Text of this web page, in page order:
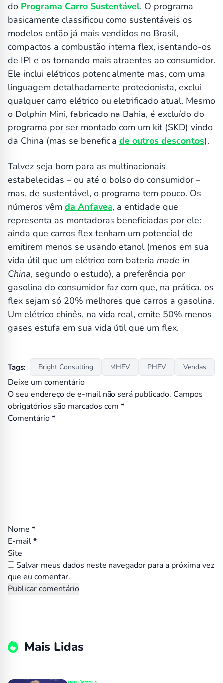
do Programa Carro Sustentável. O programa
basicamente classificou como sustentáveis os
modelos então já mais vendidos no Brasil,
compactos a combustão interna flex, isentando-os
de IPI e os tornando mais atraentes ao consumidor.
Ele inclui elétricos potencialmente mas, com uma
linguagem detalhadamente protecionista, exclui
qualquer carro elétrico ou eletrificado atual. Mesmo
o Dolphin Mini, fabricado na Bahia, é excluído do
programa por ser montado com um kit (SKD) vindo
da China (mas se beneficia de outros descontos).
Talvez seja bom para as multinacionais
estabelecidas – ou até o bolso do consumidor –
mas, de sustentável, o programa tem pouco. Os
números vêm da Anfavea, a entidade que
representa as montadoras beneficiadas por ele:
ainda que carros flex tenham um potencial de
emitirem menos se usando etanol (menos em sua
vida útil que um elétrico com bateria made in
China, segundo o estudo), a preferência por
gasolina do consumidor faz com que, na prática, os
flex sejam só 20% melhores que carros a gasolina.
Um elétrico chinês, na vida real, emite 50% menos
gases estufa em sua vida útil que um flex.
Tags: Bright Consulting MHEV PHEV Vendas
Deixe um comentário
O seu endereço de e-mail não será publicado. Campos
obrigatórios são marcados com *
Comentário*
Nome *
E-mail*
Site
Salvar meus dados neste navegador para a próxima vez
que eu comentar.
Mais Lidas